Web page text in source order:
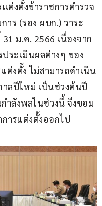
ต่งตั้งข้าราชการตำรวจ
าร (รอง ผบก.) วาระ
ม.ค. 2566 เนื่องจาก
ระเมินผลต่างๆ ของ
ต่งตั้ง ไม่สามารถดำเนิน
ลปีใหม่ เป็นช่วงต้นปี
ำลังพลในช่วงนี้ จึงขอม
ารแต่งตั้งออกไป